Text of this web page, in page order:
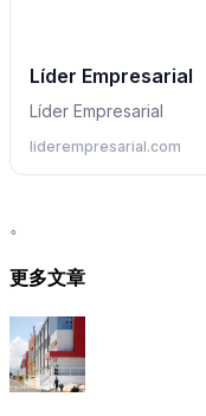
Líder Empresarial
Líder Empresarial
liderempresarial.com
。
更多文章